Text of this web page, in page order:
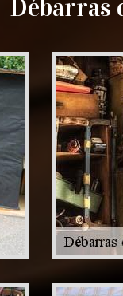
Débarras